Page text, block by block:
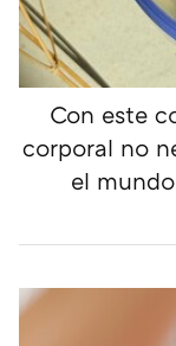
Con este
corporal no
el